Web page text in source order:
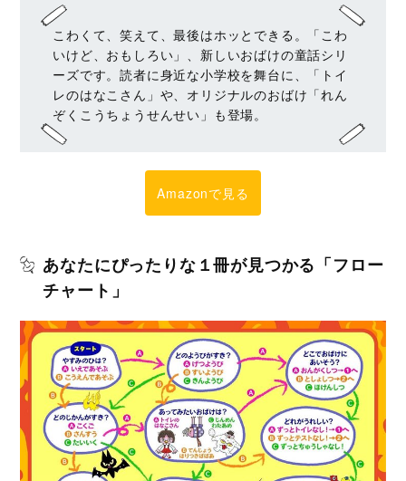
こわくて、笑えて、最後はホッとできる。「こわ
いけど、おもしろい」、新しいおばけの童話シリ
ーズです。読者に身近な小学校を舞台に、「トイ
レのはなこさん」や、オリジナルのおばけ「れん
ぞくこうちょうせんせい」も登場。
Amazonで見る
あなたにぴったりな１冊が見つかる「フロー
チャート」